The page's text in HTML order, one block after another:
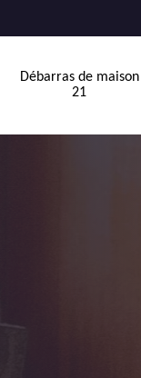
Débarras de maison
21